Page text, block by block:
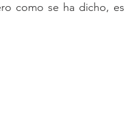
como se ha dicho, es